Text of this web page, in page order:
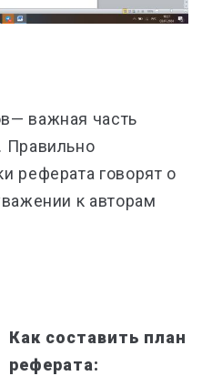
важная часть
Правильно
реферата говорят о
к авторам
Как составить план
реферата: